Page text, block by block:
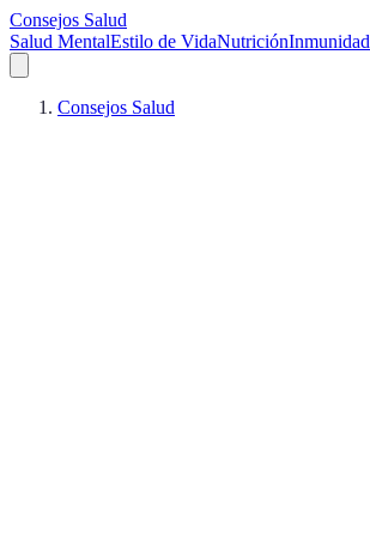
Consejos Salud
Salud MentalEstilo de VidaNutriciónInmunidad
Consejos Salud